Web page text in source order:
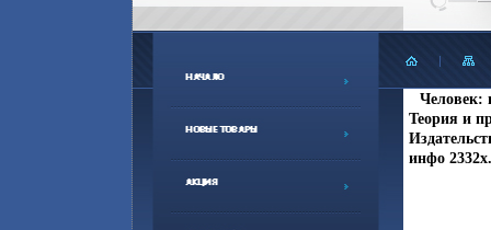
Человек:
Теория и
инфо 2332x.